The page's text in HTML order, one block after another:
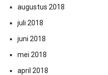
augustus 2018
juli 2018
juni 2018
mei 2018
april 2018